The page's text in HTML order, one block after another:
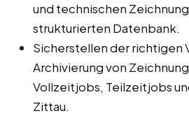
und technischen
strukturierten Datenbank.
Sicherstellen der richtigen
Archivierung von
Vollzeitjobs, Teilzeitjobs
Zittau.